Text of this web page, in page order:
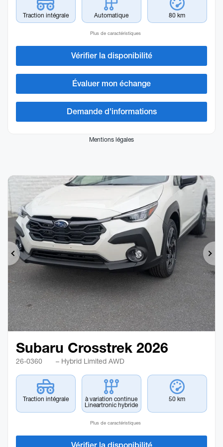
Traction intégrale Automatique 80 km
Plus de caractéristiques
Vérifier la disponibilité
Évaluer mon échange
Demande d'informations
Mentions légales
Précédent
Subaru Crosstrek 2026
26-0360 – Hybrid Limited AWD
Traction intégrale
à variation continue
Lineartronic hybride
50 km
Plus de caractéristiques